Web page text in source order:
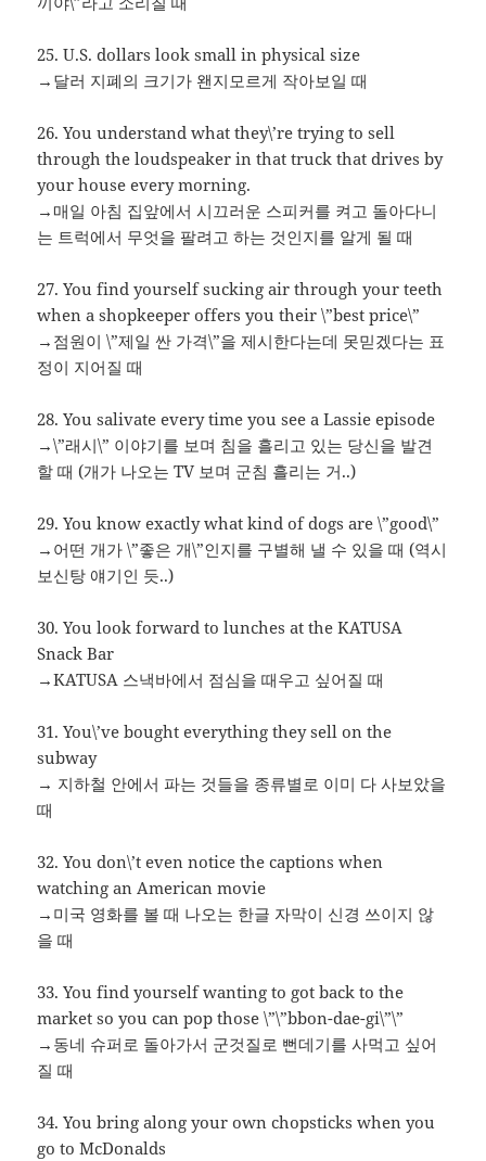
25. U.S. dollars look small in physical size
→달러 지폐의 크기가 왠지모르게 작아보일 때
26. You understand what they\’re trying to sell
through the loudspeaker in that truck that drives by
your house every morning.
→매일 아침 집앞에서 시끄러운 스피커를 켜고 돌아다니
는 트럭에서 무엇을 팔려고 하는 것인지를 알게 될 때
27. You find yourself sucking air through your teeth
when a shopkeeper offers you their \”best price\”
→점원이 \”제일 싼 가격\”을 제시한다는데 못믿겠다는 표
정이 지어질 때
28. You salivate every time you see a Lassie episode
→\”래시\” 이야기를 보며 침을 흘리고 있는 당신을 발견
할 때 (개가 나오는 TV 보며 군침 흘리는 거..)
29. You know exactly what kind of dogs are \”good\”
→어떤 개가 \”좋은 개\”인지를 구별해 낼 수 있을 때 (역시
보신탕 얘기인 듯..)
30. You look forward to lunches at the KATUSA
Snack Bar
→KATUSA 스낵바에서 점심을 때우고 싶어질 때
31. You\’ve bought everything they sell on the
subway
→ 지하철 안에서 파는 것들을 종류별로 이미 다 사보았을
때
32. You don\’t even notice the captions when
watching an American movie
→미국 영화를 볼 때 나오는 한글 자막이 신경 쓰이지 않
을 때
33. You find yourself wanting to got back to the
market so you can pop those \”\”bbon-dae-gi\”\”
→동네 슈퍼로 돌아가서 군것질로 뻔데기를 사먹고 싶어
질 때
34. You bring along your own chopsticks when you
go to McDonalds